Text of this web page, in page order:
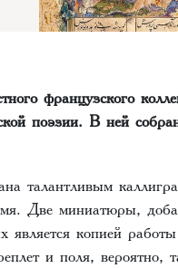
французского
поэзии. В ней
талантливым
Две миниатюры,
является копией
и поля, вероятно,